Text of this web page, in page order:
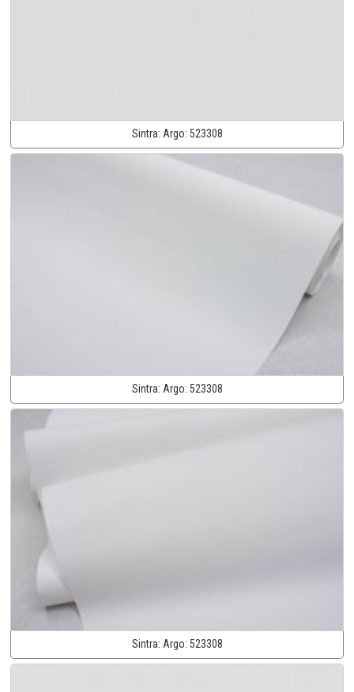
Sintra: Argo: 523308
Sintra: Argo: 523308
Sintra: Argo: 523308